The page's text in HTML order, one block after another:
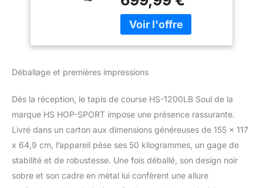
Appareil de
Massage, Écran
LCD, Contrôle par
Application, 15
HS-1200LB Soul
combine 3 appareils de
fitness en un seul. Tapis
redressements assis et
ORDINATEUR
D'ENTRAÎNEMENT :
L'écran du tapis de
est clair et facile à utiliser.
15 programmes
d'entraînement, interface
Déballage et premières impressions
Dès la réception, le tapis de course HS-1200LB Soul de la
marque HS HOP-SPORT impose une présence rassurante.
Livré dans un carton aux dimensions généreuses de 155 x 117
x 64,9 cm, l’appareil pèse ses 50 kilogrammes, un gage de
stabilité et de robustesse. Une fois déballé, son design noir
sobre et son cadre en métal lui confèrent une allure